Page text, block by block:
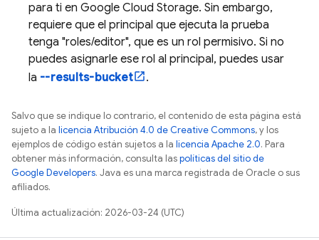
para ti en Google Cloud Storage. Sin embargo,
requiere que el principal que ejecuta la prueba
tenga "roles/editor", que es un rol permisivo. Si no
puedes asignarle ese rol al principal, puedes usar
la --results-bucket .
Salvo que se indique lo contrario, el contenido de esta página está
sujeto a la licencia Atribución 4.0 de Creative Commons, y los
ejemplos de código están sujetos a la licencia Apache 2.0. Para
obtener más información, consulta laspolíticas del sitio de
Google Developers. Java es una marca registrada de Oracle o sus
afiliados.
Última actualización: 2026-03-24 (UTC)